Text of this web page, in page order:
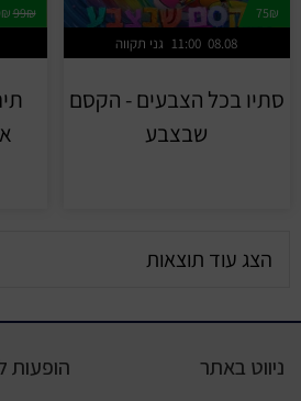
75₪
גני תקווה 11:00 08.08
סתיו בכל הצבעים - הקסם
שבצבע
99₪
89₪
הצג עוד תוצאות
ניווט באתר הופעות